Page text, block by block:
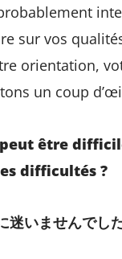
sur vos
orientation,
un coup
peut être
difficultés ?
迷いませんでし